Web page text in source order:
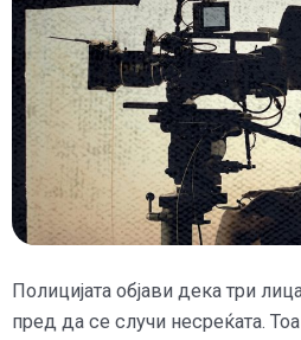
Полицијата објави дека три
пред да се случи несреќата.